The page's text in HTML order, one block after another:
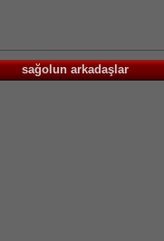
sağolun arkadaşlar